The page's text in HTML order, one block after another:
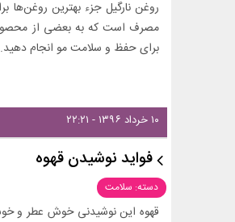
روغن نارگیل جزء بهترین
مصرف است که به بعضی از
برای حفظ و سلامت مو انجام
۱۰ خرداد ۱۳۹۶ - ۲۲:۲۱
فواید نوشیدن قهوه
دسته: سلامت
قهوه این نوشیدنی خوش عطر و